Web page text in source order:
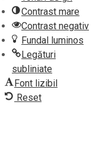
Contrast mare
Contrast negativ
Fundal luminos
Legături
subliniate
Font lizibil
Reset